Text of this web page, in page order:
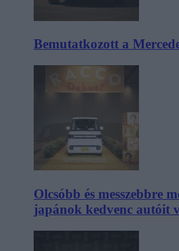
Bemutatkozott a
Olcsóbb és messzebbre
japánok kedvenc autóit